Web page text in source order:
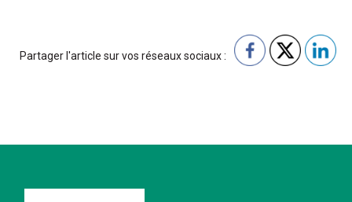
Partager l'article sur vos réseaux sociaux :